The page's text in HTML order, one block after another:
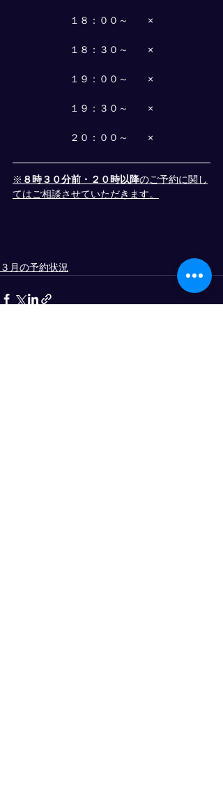
１８：００～　　×
１８：３０～　　×
１９：００～　　×
１９：３０～　　×
２０：００～　　×
※ ８時３０分前・２０時以降のご予約に関し
てはご相談させていただきます。
３月の予約状況